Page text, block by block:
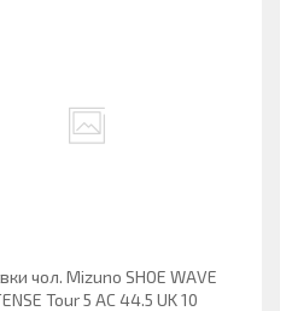
чол. Mizuno SHOE WAVE
Tour 5 AC 44.5 UK 10